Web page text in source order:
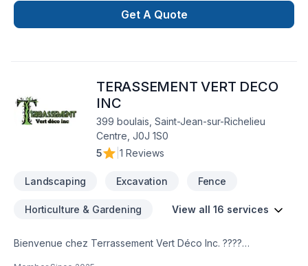
Get A Quote
TERASSEMENT VERT DECO
INC
399 boulais, Saint-Jean-sur-Richelieu
Centre, J0J 1S0
5
1 Reviews
Landscaping Excavation Fence
Horticulture & Gardening View all 16 services
Bienvenue chez Terrassement Vert Déco Inc. ????